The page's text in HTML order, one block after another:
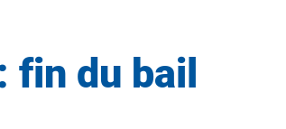
fin du bail